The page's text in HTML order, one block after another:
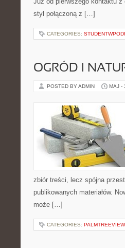
styl połączoną z […]
CATEGORIES:
OGRÓD I
POSTED BY ADMIN MAJ -
zbiór treści, lecz spójna
publikowanych materiałów.
może […]
CATEGORIES: PALMTREEVIEW